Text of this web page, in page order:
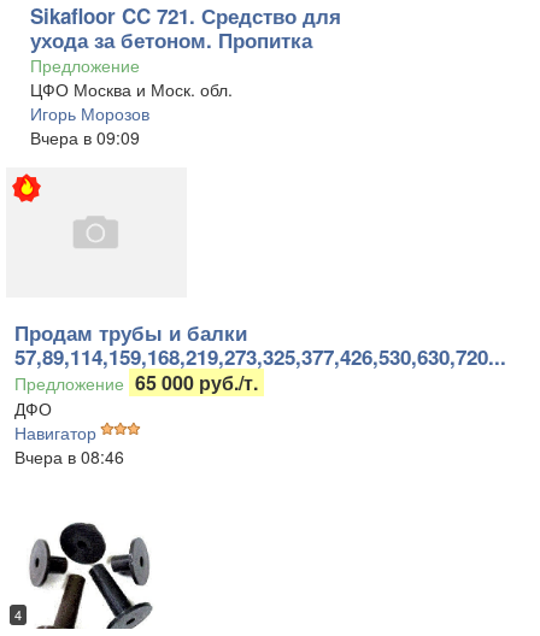
Sikafloor CC 721. Средство для
ухода за бетоном. Пропитка
Предложение
ЦФО Москва и Моск. обл.
Игорь Морозов
Вчера в 09:09
Продам трубы и балки
57,89,114,159,168,219,273,325,377,426,530,630,720...
Предложение 65 000 руб./т.
ДФО
Навигатор
Вчера в 08:46
4